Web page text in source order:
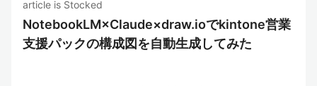
article is Stocked
NotebookLM×Claude×draw.ioでkintone営業
支援パックの構成図を自動生成してみた